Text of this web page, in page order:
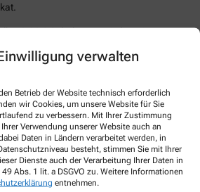
verwalten
Betrieb der Website technisch erforderlich
wir Cookies, um unsere Website für Sie
zu verbessern. Mit Ihrer Zustimmung
Verwendung unserer Website auch an
Daten in Ländern verarbeitet werden, in
besteht, stimmen Sie mit Ihrer
Dienste auch der Verarbeitung Ihrer Daten in
Abs. 1 lit. a DSGVO zu. Weitere Informationen
entnehmen.
9,90 € Gebühren an, jede weitere
Körne